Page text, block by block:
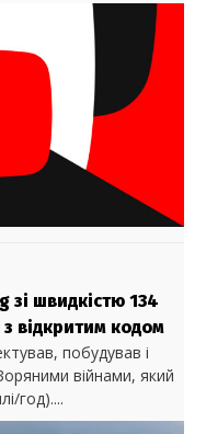
зі швидкістю 134
відкритим кодом
побудував і
війнами, який
год)....